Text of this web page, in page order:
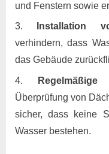
und Fenstern sowie
Installation
verhindern, dass
das Gebäude
Regelmäßige
Überprüfung von
sicher, dass keine
Wasser bestehen.